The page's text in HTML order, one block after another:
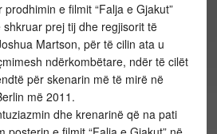
e filmit “Falja e Gjakut”
prej tij dhe regjisorit të
Martson, për të cilin ata u
ndërkombëtare, ndër të cilët
për skenarin më të mirë në
më 2011.
dhe krenarinë që na pati